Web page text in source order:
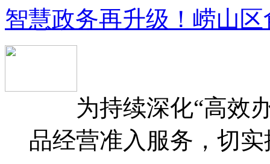
智慧政务再升级！崂山
为持续深化“高效办
品经营准入服务，切